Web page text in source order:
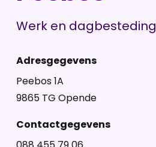
Werk en dagbesteding
Adresgegevens
Peebos 1A
9865 TG Opende
Contactgegevens